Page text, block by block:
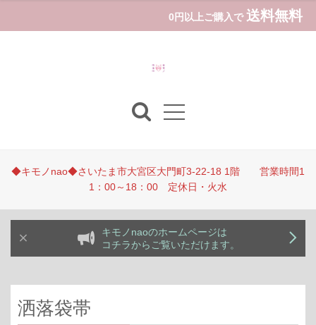
0円以上ご購入で 送料無料
◆キモノnao◆さいたま市大宮区大門町3-22-18 1階 営業時間1
1：00～18：00 定休日・火水
キモノnaoのホームページは
コチラからご覧いただけます。
洒落袋帯